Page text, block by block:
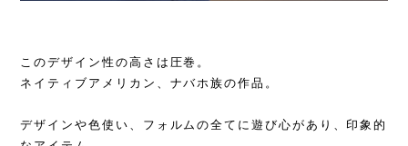
このデザイン性の高さは圧巻。
ネイティブアメリカン、ナバホ族の作品。
デザインや色使い、フォルムの全てに遊び心があり、印象的